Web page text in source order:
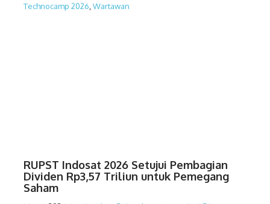
Technocamp 2026 Wartawan
RUPST Indosat 2026 Setujui Pembagian
Dividen Rp3,57 Triliun untuk Pemegang
Saham